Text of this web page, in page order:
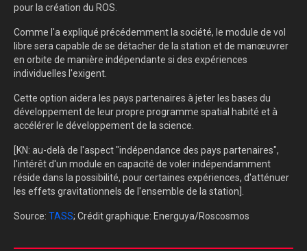
pour la création du ROS.
Comme l'a expliqué précédemment la société, le module de vol
libre sera capable de se détacher de la station et de manœuvrer
en orbite de manière indépendante si des expériences
individuelles l'exigent.
Cette option aidera les pays partenaires à jeter les bases du
développement de leur propre programme spatial habité et à
accélérer le développement de la science.
[KN: au-delà de l'aspect "indépendance des pays partenaires",
l'intérêt d'un module en capacité de voler indépendamment
réside dans la possibilité, pour certaines expériences, d'atténuer
les effets gravitationnels de l'ensemble de la station].
Source: TASS; Crédit graphique: Energuya/Roscosmos